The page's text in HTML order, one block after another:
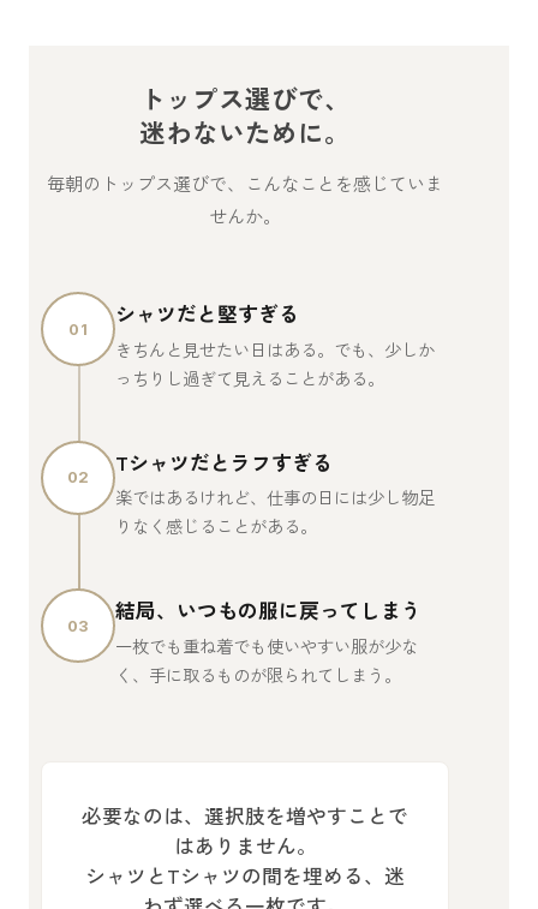
トップス選びで、
迷わないために。
毎朝のトップス選びで、こんなことを感じていま
せんか。
01
シャツだと堅すぎる
きちんと見せたい日はある。でも、少しか
っちりし過ぎて見えることがある。
02
Tシャツだとラフすぎる
楽ではあるけれど、仕事の日には少し物足
りなく感じることがある。
03
結局、いつもの服に戻ってしまう
一枚でも重ね着でも使いやすい服が少な
く、手に取るものが限られてしまう。
必要なのは、選択肢を増やすことで
はありません。
シャツとTシャツの間を埋める、迷